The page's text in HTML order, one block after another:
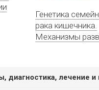
Генетика
рака кишечника.
Механизмы